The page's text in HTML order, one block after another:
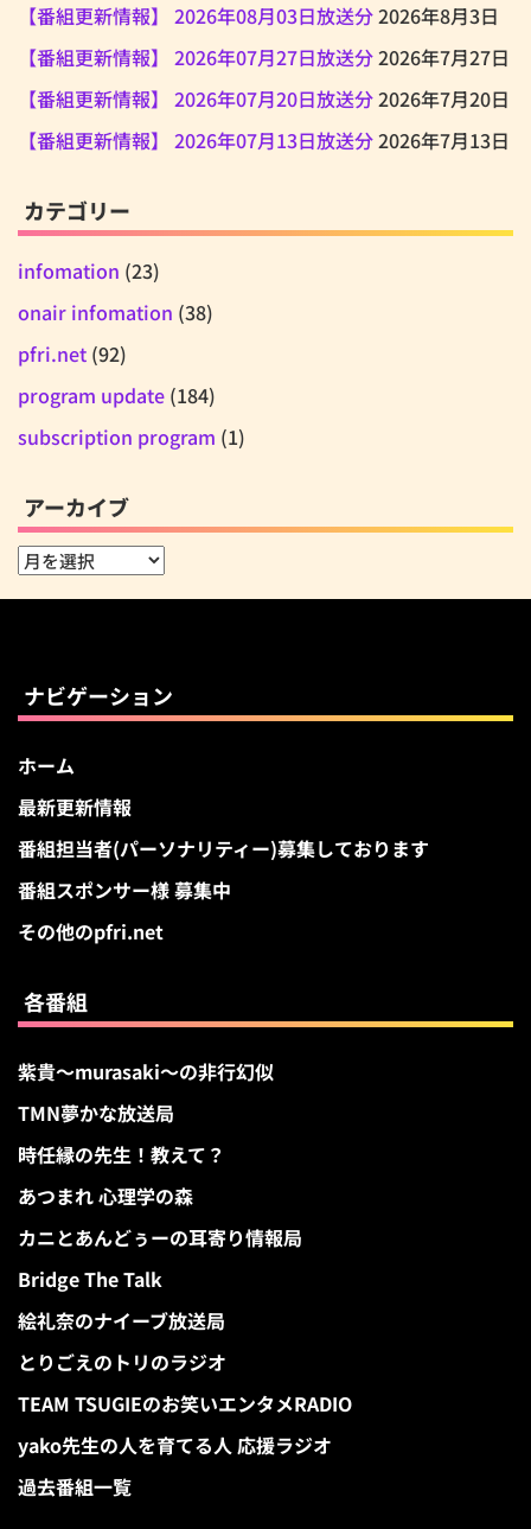
【番組更新情報】 2026年08月03日放送分2026年8月3日
【番組更新情報】 2026年07月27日放送分2026年7月27日
【番組更新情報】 2026年07月20日放送分2026年7月20日
【番組更新情報】 2026年07月13日放送分2026年7月13日
カテゴリー
infomation (23)
onair infomation (38)
pfri.net (92)
program update (184)
subscription program (1)
アーカイブ
ア
ナビゲーション
ホーム
最新更新情報
番組担当者(パーソナリティー)募集しております
番組スポンサー様 募集中
その他のpfri.net
各番組
紫貴～murasaki～の非行幻似
TMN夢かな放送局
時任縁の先生！教えて？
あつまれ 心理学の森
カニとあんどぅーの耳寄り情報局
Bridge The Talk
絵礼奈のナイーブ放送局
とりごえのトリのラジオ
TEAM TSUGIEのお笑いエンタメRADIO
yako先生の人を育てる人 応援ラジオ
過去番組一覧